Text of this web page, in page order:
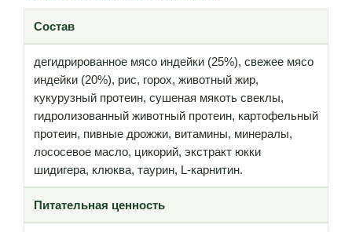
Состав
дегидрированное мясо индейки (25%), свежее мясо
индейки (20%), рис, горох, животный жир,
кукурузный протеин, сушеная мякоть свеклы,
гидролизованный животный протеин, картофельный
протеин, пивные дрожжи, витамины, минералы,
лососевое масло, цикорий, экстракт юкки
шидигера, клюква, таурин, L-карнитин.
Питательная ценность